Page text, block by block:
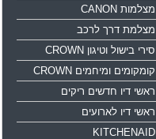
מצלמות CANON
מצלמת דרך לרכב
סירי בישול וטיגון CROWN
קומקומים ומיחמים CROWN
ראשי דיו חדשים ריקים
ראשי דיו לארועים
KITCHENAID